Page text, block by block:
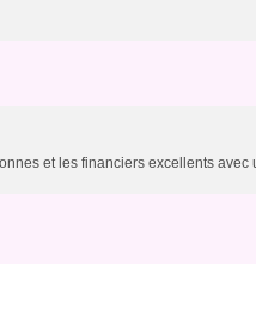
et les financiers excellents avec